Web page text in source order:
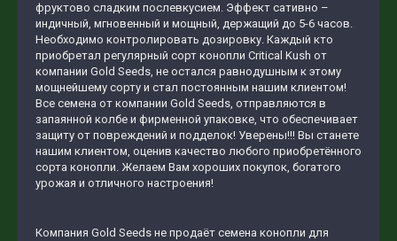
фруктово сладким послевкусием. Эффект сативно –
индичный, мгновенный и мощный, держащий до 5-6 часов.
Необходимо контролировать дозировку. Каждый кто
приобретал регулярный сорт конопли Critical Kush от
компании Gold Seeds, не остался равнодушным к этому
мощнейшему сорту и стал постоянным нашим клиентом!
Все семена от компании Gold Seeds, отправляются в
запаянной колбе и фирменной упаковке, что обеспечивает
защиту от повреждений и подделок! Уверены!!! Вы станете
нашим клиентом, оценив качество любого приобретённого
сорта конопли. Желаем Вам хороших покупок, богатого
урожая и отличного настроения!
Компания Gold Seeds не продаёт семена конопли для